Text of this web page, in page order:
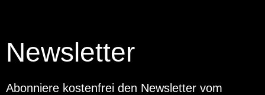
Newsletter
Abonniere kostenfrei den Newsletter vom